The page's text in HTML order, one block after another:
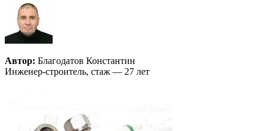
Автор: Благодатов Константин
Инженер-строитель, стаж — 27 лет